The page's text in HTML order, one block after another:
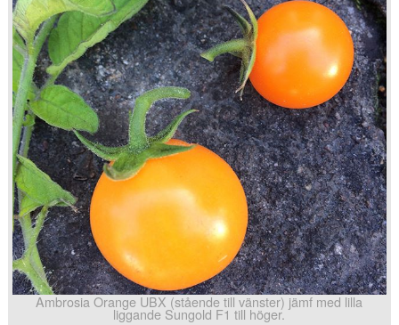
Ambrosia Orange UBX (stående till vänster) jämf med lilla
liggande Sungold F1 till höger.